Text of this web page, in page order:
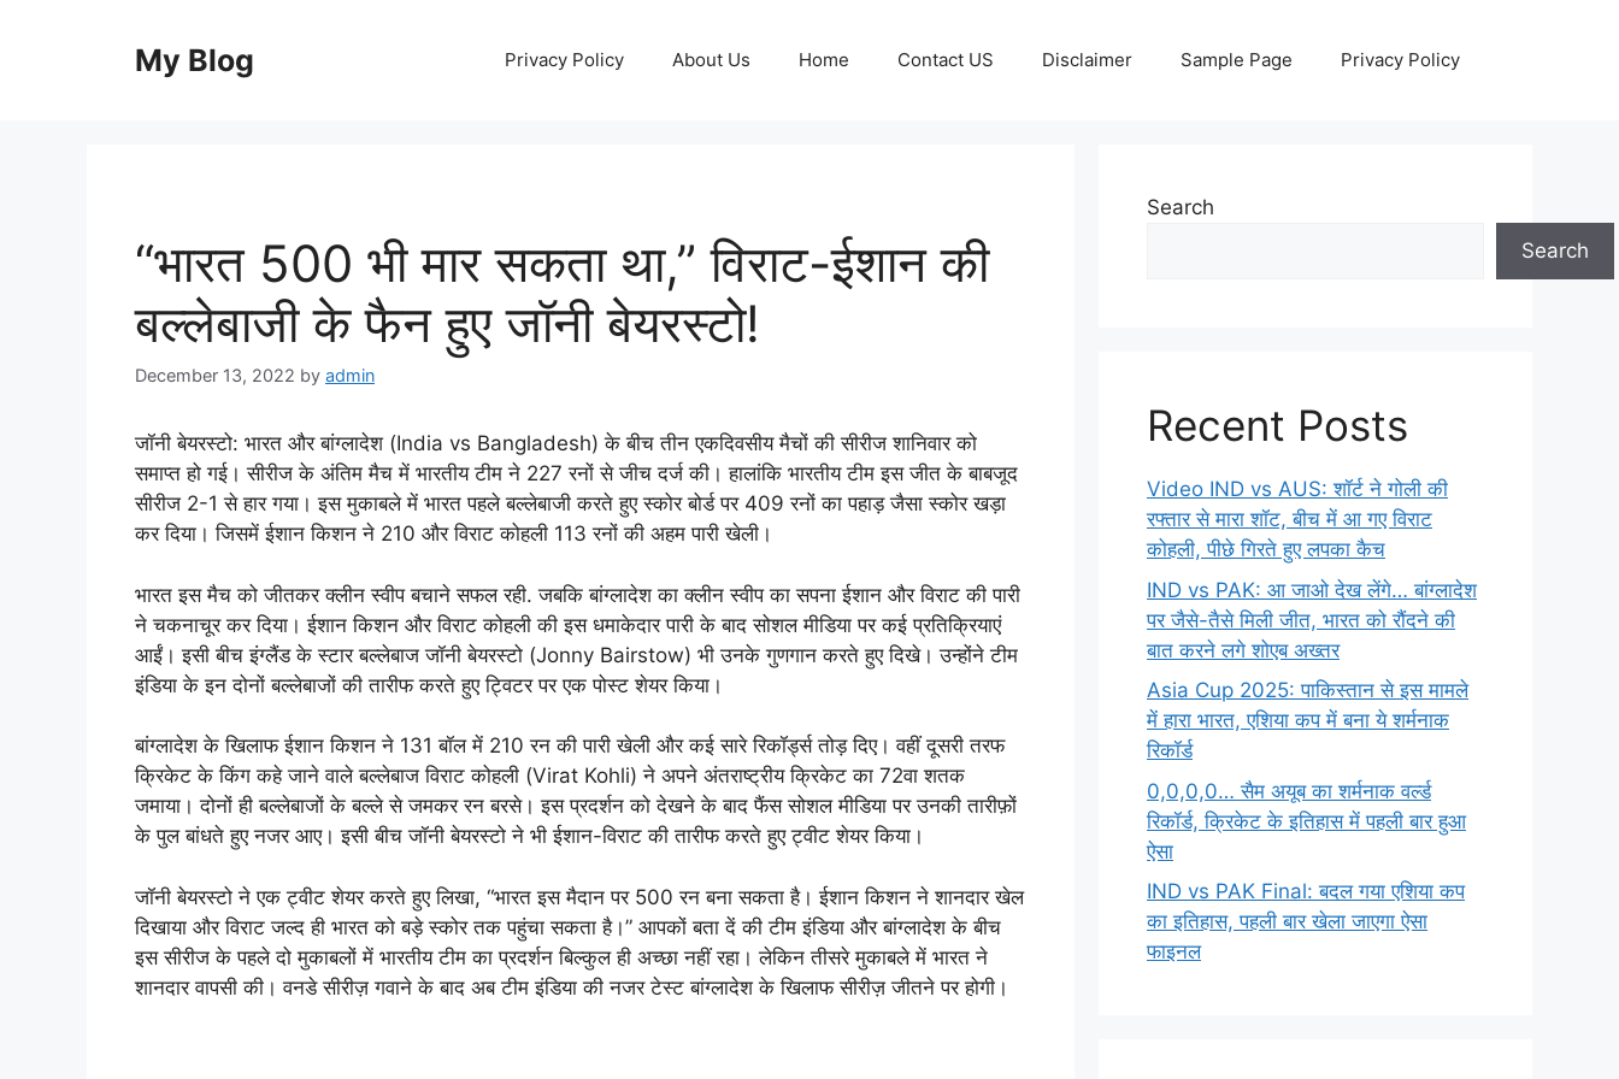
My Blog Privacy Policy About Us Home Contact US Disclaimer Sample Page Privacy Policy
“भारत 500 भी मार सकता था,” विराट-ईशान की
बल्लेबाजी के फैन हुए जॉनी बेयरस्टो!
December 13, 2022 by admin
जॉनी बेयरस्टो: भारत और बांग्लादेश (India vs Bangladesh) के बीच तीन एकदिवसीय मैचों की सीरीज शानिवार को
समाप्त हो गई। सीरीज के अंतिम मैच में भारतीय टीम ने 227 रनों से जीच दर्ज की। हालांकि भारतीय टीम इस जीत के बाबजूद
सीरीज 2-1 से हार गया। इस मुकाबले में भारत पहले बल्लेबाजी करते हुए स्कोर बोर्ड पर 409 रनों का पहाड़ जैसा स्कोर खड़ा
कर दिया। जिसमें ईशान किशन ने 210 और विराट कोहली 113 रनों की अहम पारी खेली।
भारत इस मैच को जीतकर क्लीन स्वीप बचाने सफल रही. जबकि बांग्लादेश का क्लीन स्वीप का सपना ईशान और विराट की पारी
ने चकनाचूर कर दिया। ईशान किशन और विराट कोहली की इस धमाकेदार पारी के बाद सोशल मीडिया पर कई प्रतिक्रियाएं
आईं। इसी बीच इंग्लैंड के स्टार बल्लेबाज जॉनी बेयरस्टो (Jonny Bairstow) भी उनके गुणगान करते हुए दिखे। उन्होंने टीम
इंडिया के इन दोनों बल्लेबाजों की तारीफ करते हुए ट्विटर पर एक पोस्ट शेयर किया।
बांग्लादेश के खिलाफ ईशान किशन ने 131 बॉल में 210 रन की पारी खेली और कई सारे रिकॉर्ड्स तोड़ दिए। वहीं दूसरी तरफ
क्रिकेट के किंग कहे जाने वाले बल्लेबाज विराट कोहली (Virat Kohli) ने अपने अंतराष्ट्रीय क्रिकेट का 72वा शतक
जमाया। दोनों ही बल्लेबाजों के बल्ले से जमकर रन बरसे। इस प्रदर्शन को देखने के बाद फैंस सोशल मीडिया पर उनकी तारीफ़ों
के पुल बांधते हुए नजर आए। इसी बीच जॉनी बेयरस्टो ने भी ईशान-विराट की तारीफ करते हुए ट्वीट शेयर किया।
जॉनी बेयरस्टो ने एक ट्वीट शेयर करते हुए लिखा, “भारत इस मैदान पर 500 रन बना सकता है। ईशान किशन ने शानदार खेल
दिखाया और विराट जल्द ही भारत को बड़े स्कोर तक पहुंचा सकता है।” आपकों बता दें की टीम इंडिया और बांग्लादेश के बीच
इस सीरीज के पहले दो मुकाबलों में भारतीय टीम का प्रदर्शन बिल्कुल ही अच्छा नहीं रहा। लेकिन तीसरे मुकाबले में भारत ने
शानदार वापसी की। वनडे सीरीज़ गवाने के बाद अब टीम इंडिया की नजर टेस्ट बांग्लादेश के खिलाफ सीरीज़ जीतने पर होगी।
Search
Search
Recent Posts
Video IND vs AUS: शॉर्ट ने गोली की
रफ्तार से मारा शॉट, बीच में आ गए विराट
कोहली, पीछे गिरते हुए लपका कैच
IND vs PAK: आ जाओ देख लेंगे… बांग्लादेश
पर जैसे-तैसे मिली जीत, भारत को रौंदने की
बात करने लगे शोएब अख्तर
Asia Cup 2025: पाकिस्तान से इस मामले
में हारा भारत, एशिया कप में बना ये शर्मनाक
रिकॉर्ड
0,0,0,0… सैम अयूब का शर्मनाक वर्ल्ड
रिकॉर्ड, क्रिकेट के इतिहास में पहली बार हुआ
ऐसा
IND vs PAK Final: बदल गया एशिया कप
का इतिहास, पहली बार खेला जाएगा ऐसा
फाइनल